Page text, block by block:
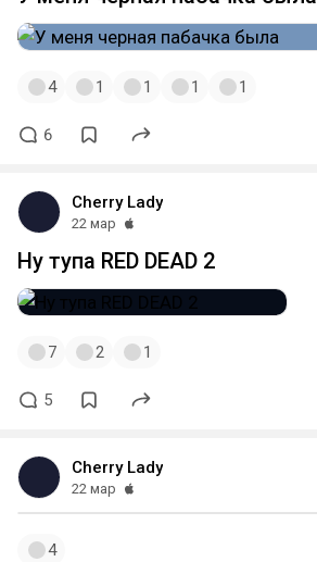
4 1 1 1 1
6
Cherry Lady
22 мар
Ну тупа RED DEAD 2
7 2 1
5
Cherry Lady
22 мар
4